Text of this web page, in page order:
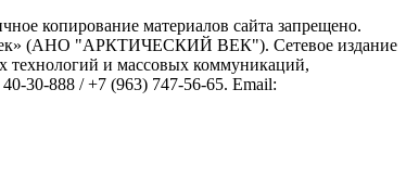
копирование материалов сайта запрещено.
век» (АНО "АРКТИЧЕСКИЙ ВЕК"). Сетевое издание
технологий и массовых коммуникаций,
30-888 / +7 (963) 747-56-65. Email: